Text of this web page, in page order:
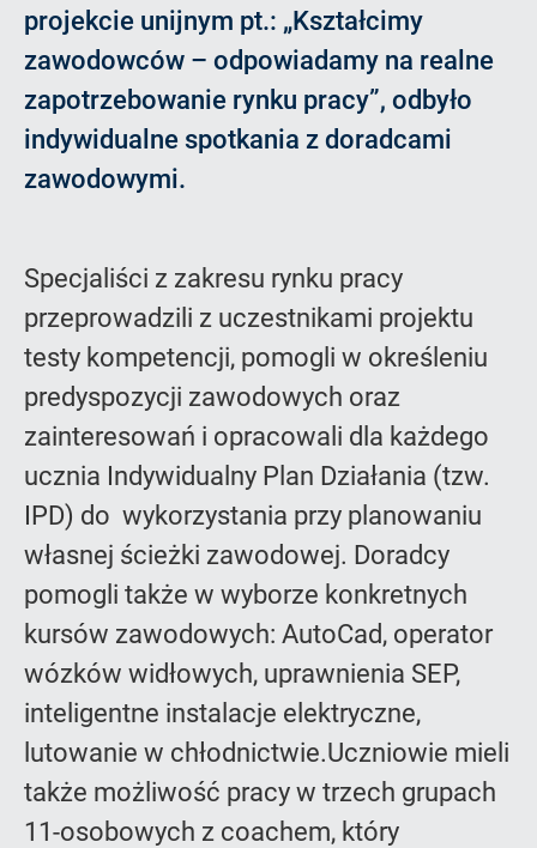
projekcie unijnym pt.: „Kształcimy
zawodowców – odpowiadamy na realne
zapotrzebowanie rynku pracy”, odbyło
indywidualne spotkania z doradcami
zawodowymi.
Specjaliści z zakresu rynku pracy
przeprowadzili z uczestnikami projektu
testy kompetencji, pomogli w określeniu
predyspozycji zawodowych oraz
zainteresowań i opracowali dla każdego
ucznia Indywidualny Plan Działania (tzw.
IPD) do wykorzystania przy planowaniu
własnej ścieżki zawodowej. Doradcy
pomogli także w wyborze konkretnych
kursów zawodowych: AutoCad, operator
wózków widłowych, uprawnienia SEP,
inteligentne instalacje elektryczne,
lutowanie w chłodnictwie.Uczniowie mieli
także możliwość pracy w trzech grupach
11-osobowych z coachem, który